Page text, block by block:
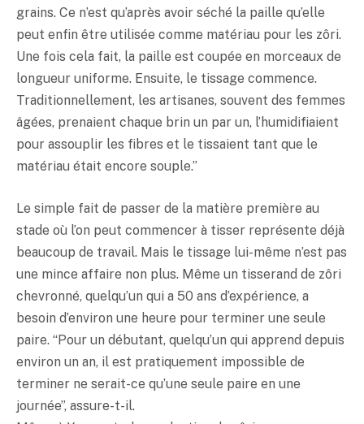
grains. Ce n’est qu’après avoir séché la paille qu’elle
peut enfin être utilisée comme matériau pour les zôri.
Une fois cela fait, la paille est coupée en morceaux de
longueur uniforme. Ensuite, le tissage commence.
Traditionnellement, les artisanes, souvent des femmes
âgées, prenaient chaque brin un par un, l’humidifiaient
pour assouplir les fibres et le tissaient tant que le
matériau était encore souple.”
Le simple fait de passer de la matière première au
stade où l’on peut commencer à tisser représente déjà
beaucoup de travail. Mais le tissage lui-même n’est pas
une mince affaire non plus. Même un tisserand de zôri
chevronné, quelqu’un qui a 50 ans d’expérience, a
besoin d’environ une heure pour terminer une seule
paire. “Pour un débutant, quelqu’un qui apprend depuis
environ un an, il est pratiquement impossible de
terminer ne serait-ce qu’une seule paire en une
journée”, assure-t-il.